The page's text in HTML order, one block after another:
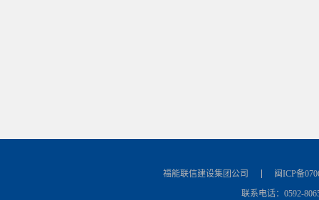
福能联信建设集团公司
闽ICP备
联系电话：0592-